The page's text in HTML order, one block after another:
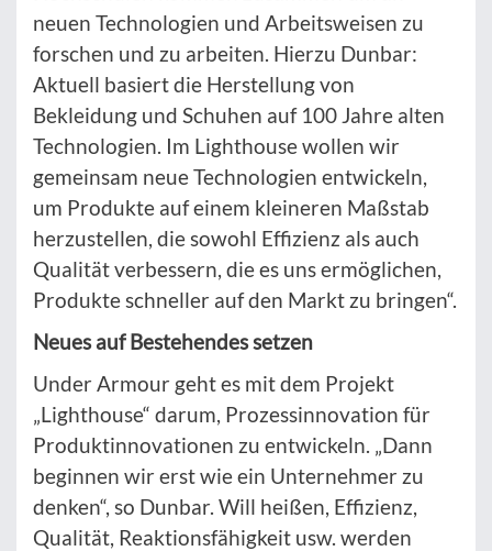
neuen Technologien und Arbeitsweisen zu
forschen und zu arbeiten. Hierzu Dunbar:
Aktuell basiert die Herstellung von
Bekleidung und Schuhen auf 100 Jahre alten
Technologien. Im Lighthouse wollen wir
gemeinsam neue Technologien entwickeln,
um Produkte auf einem kleineren Maßstab
herzustellen, die sowohl Effizienz als auch
Qualität verbessern, die es uns ermöglichen,
Produkte schneller auf den Markt zu bringen“.
Neues auf Bestehendes setzen
Under Armour geht es mit dem Projekt
„Lighthouse“ darum, Prozessinnovation für
Produktinnovationen zu entwickeln. „Dann
beginnen wir erst wie ein Unternehmer zu
denken“, so Dunbar. Will heißen, Effizienz,
Qualität, Reaktionsfähigkeit usw. werden